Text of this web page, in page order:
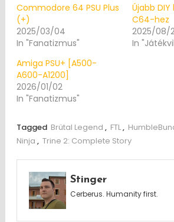
Commodore 64 PSU Plus
(+)
2025/03/04
In "Fanatizmus"
Újabb
C64-hez
2025/08/
In
Amiga PSU+ [A500-
A600-A1200]
2026/01/02
In "Fanatizmus"
Tagged Brütal Legend , FTL,
Ninja , Trine 2: Complete Story
Stinger
Cerberus. Humanity first.